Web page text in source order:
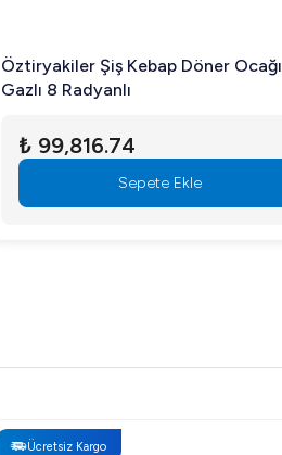
Öztiryakiler Şiş Kebap Döner Ocağı
Gazlı 8 Radyanlı
₺ 99,816.74
Sepete Ekle
Ücretsiz Kargo